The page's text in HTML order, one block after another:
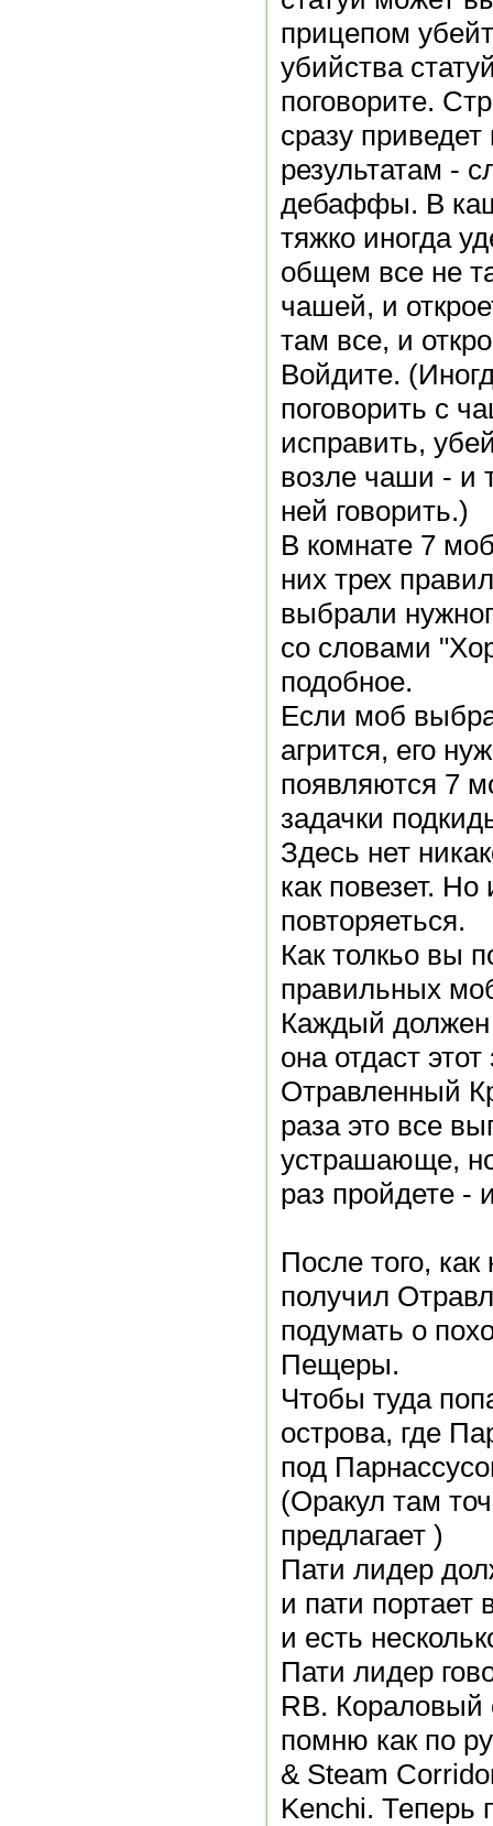
прицепом
убийства
поговорите.
сразу
результатам -
дебаффы. В
тяжко иногда
общем все не
чашей, и
там все, и
Войдите.
поговорить с
исправить,
возле чаши - и
ней говорить.)
В комнате 7
них трех
выбрали
со словами
подобное.
Если моб
агрится, его
появляются 7
задачки
Здесь нет
как повезет.
повторяеться.
Как толкьо вы
правильных
Каждый должен
она отдаст
Отравленный
раза это все
устрашающе,
раз пройдете -
После того,
получил
подумать о
Пещеры.
Чтобы туда
острова, где
под
(Оракул там
предлагает )
Пати лидер
и пати
и есть
Пати лидер
RB. Кораловый
помню как по
& Steam
Kenchi. Теперь